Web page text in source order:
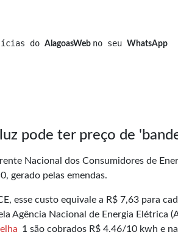
do AlagoasWeb no seu WhatsApp
pode ter preço de
Nacional dos Consumidores de
gerado pelas emendas.
esse custo equivale a R$ 7,63 para
Agência Nacional de Energia Elétrica
1 são cobrados R$ 4,46/10 kwh e